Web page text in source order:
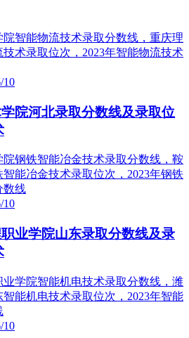
10
院河北录取分数线及录取位
10
业学院山东录取分数线及录
10